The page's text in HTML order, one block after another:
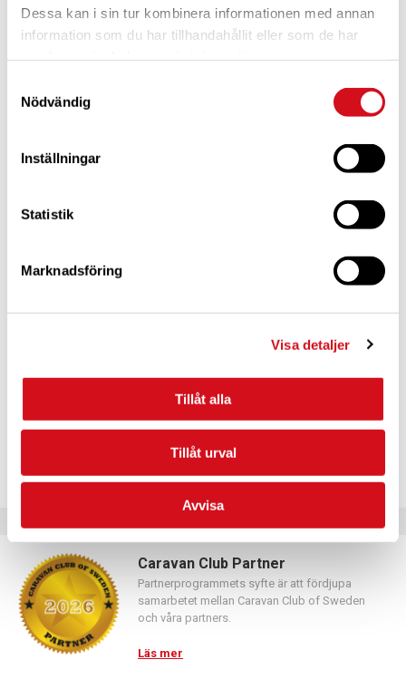
Dessa kan i sin tur kombinera informationen med annan
information som du har tillhandahållit eller som de har
Nödvändig
Inställningar
Statistik
Marknadsföring
Visa detaljer
Tillåt alla
Tillåt urval
Avvisa
För dig som är blivande ny medlemTa del av alla förmåner.
Bli medlem idag.
Logga in med hjälp av formuläret och följ anvisningarna.
Caravan Club Partner
Partnerprogrammets syfte är att fördjupa
samarbetet mellan Caravan Club of Sweden
och våra partners.
Läs mer